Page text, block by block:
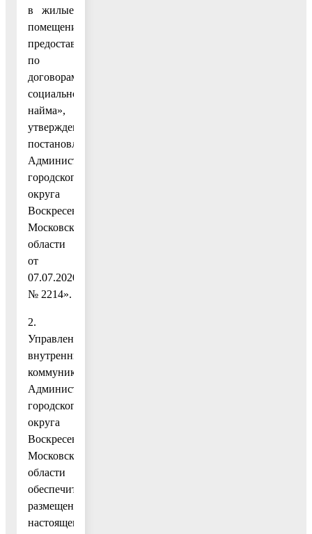
в жилые
помещения,
предоставленные
по
договорам
социального
найма»,
утвержденный
постановлением
Администрации
городского
округа
Воскресенск
Московской
области
от
07.07.2020
№ 2214».
2.
Управлению
внутренних
коммуникаций
Администрации
городского
округа
Воскресенск
Московской
области
обеспечить
размещение
настоящего